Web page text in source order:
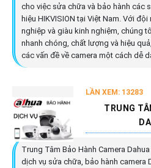
cho việc sửa chữa và bảo hành các
hiệu HIKVISION tại Việt Nam. Với
nghiệp và giàu kinh nghiệm, chúng
nhanh chóng, chất lượng và hiệu
các vấn đề về camera một cách dễ
LẦN XEM: 13283
TRUNG
Trung Tâm Bảo Hành Camera
dịch vụ sửa chữa, bảo hành camera